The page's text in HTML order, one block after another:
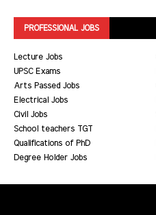
PROFESSIONAL JOBS
Lecture Jobs
UPSC Exams
Arts Passed Jobs
Electrical Jobs
Civil Jobs
School teachers TGT
Qualifications of PhD
Degree Holder Jobs